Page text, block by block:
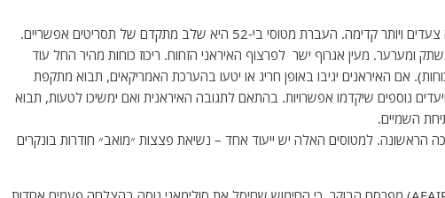
מטוסי בי-52 היא שלב מתקדם של תסריטים אפשריים.
ומערער. מעין אגרוף ישר לפרצוף האיראני הזחוח. ריכוז כוחות מהיר החל עוד
אם האיראנים יגיבו באופן חריג או יטעו בהערכת האמריקאים, תבוא מתקפת
טילים (52?) שבחלקה מערכות ההגנ״א ס-300 ויעדים נוספים שיקדמו אפשרויות. בהתאם לתגובה האיראנית ואם ימשיכו לטעות, תבוא
השמיים.
כאקדח במערכה הראשונה. למטוסים האלה יש ייעוד אחד – נשיאת פצצות ״מואב״ חודרות בונקרים